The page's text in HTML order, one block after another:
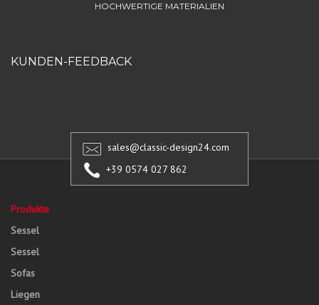
HOCHWERTIGE MATERIALIEN
KUNDEN-FEEDBACK
sales@classic-design24.com
+39 0574 027 862
Produkte
Sessel
Sessel
Sofas
Liegen